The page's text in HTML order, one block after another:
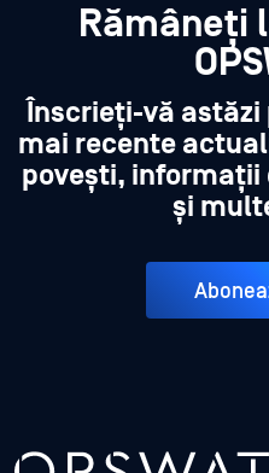
Rămâneți
Înscrieți-vă
mai recente
povești, informații
și